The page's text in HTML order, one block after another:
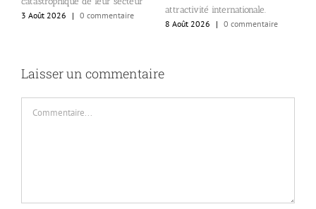
3 Août 2026
| 0 commentaire
attractivité internationale.
8 Août 2026
| 0 commentaire
Laisser un commentaire